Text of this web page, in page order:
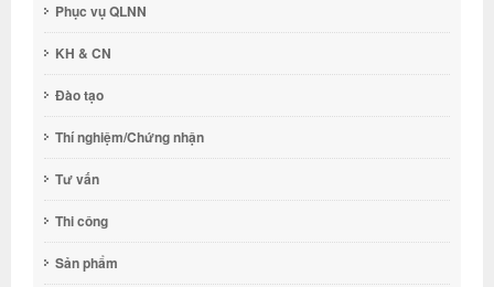
Phục vụ QLNN
KH & CN
Đào tạo
Thí nghiệm/Chứng nhận
Tư vấn
Thi công
Sản phẩm